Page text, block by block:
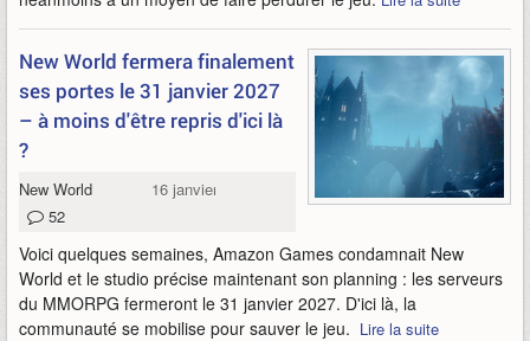
New World fermera finalement
ses portes le 31 janvier 2027
– à moins d'être repris d'ici là
?
New World
16 janvier 2026
52
Voici quelques semaines, Amazon Games condamnait New
World et le studio précise maintenant son planning : les serveurs
du MMORPG fermeront le 31 janvier 2027. D'ici là, la
communauté se mobilise pour sauver le jeu. Lire la suite